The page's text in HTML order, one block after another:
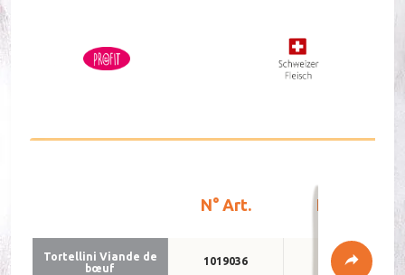
N° Art. Emballage
Tor­tel­lini Viande de
bœuf
1019036 5 x 2 kg